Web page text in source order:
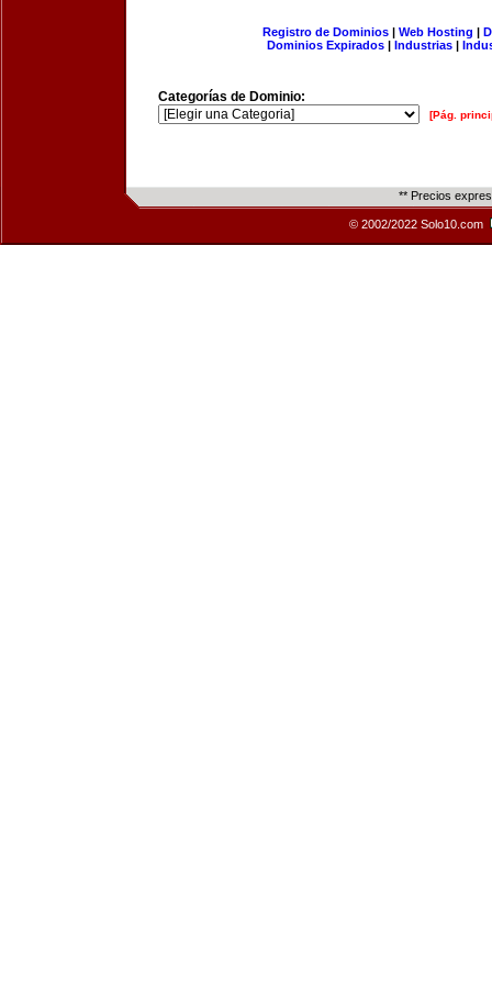
Registro de Dominios| Web Hosting |
Dominios Expirados | Industrias |
Categorías de Dominio:
[Pág.
** Precios
© 2002/2022 Solo10.com